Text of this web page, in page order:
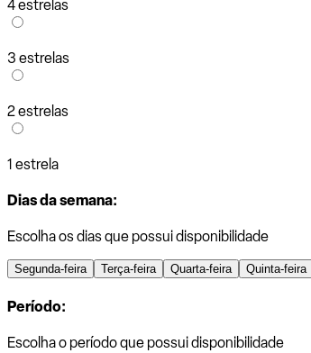
4 estrelas
3 estrelas
2 estrelas
1 estrela
Dias da semana:
Escolha os dias que possui disponibilidade
Segunda-feira Terça-feira Quarta-feira Quinta-feira
Período:
Escolha o período que possui disponibilidade